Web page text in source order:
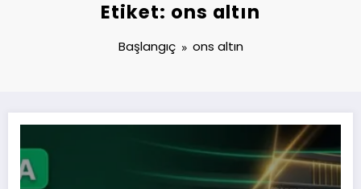
Etiket: ons altın
Başlangıç ons altın